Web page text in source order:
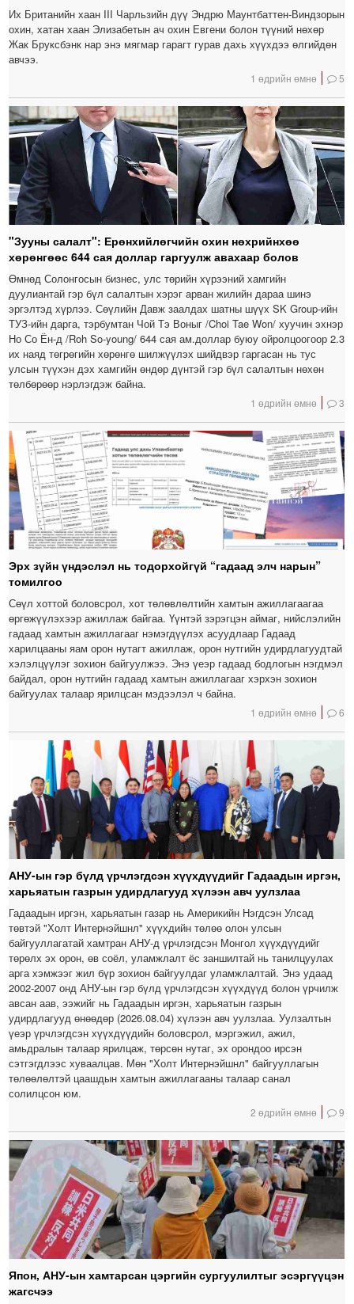
Их Британийн хаан III Чарльзийн дүү Эндрю Маунтбаттен-Виндзорын
охин, хатан хаан Элизабетын ач охин Евгени болон түүний нөхөр
Жак Бруксбэнк нар энэ мягмар гарагт гурав дахь хүүхдээ өлгийдөн
авчээ.
1 өдрийн өмнө 5
"Зууны салалт": Ерөнхийлөгчийн охин нөхрийнхөө
хөрөнгөөс 644 сая доллар гаргуулж авахаар болов
Өмнөд Солонгосын бизнес, улс төрийн хүрээний хамгийн
дуулиантай гэр бүл салалтын хэрэг арван жилийн дараа шинэ
эргэлтэд хүрлээ. Сөүлийн Давж заалдах шатны шүүх SK Group-ийн
ТУЗ-ийн дарга, тэрбумтан Чой Тэ Воныг /Choi Tae Won/ хуучин эхнэр
Но Со Ён-д /Roh So-young/ 644 сая ам.доллар буюу ойролцоогоор 2.3
их наяд төгрөгийн хөрөнгө шилжүүлэх шийдвэр гаргасан нь тус
улсын түүхэн дэх хамгийн өндөр дүнтэй гэр бүл салалтын нөхөн
төлбөрөөр нэрлэгдэж байна.
1 өдрийн өмнө 3
Эрх зүйн үндэслэл нь тодорхойгүй “гадаад элч нарын”
томилгоо
Сөүл хоттой боловсрол, хот төлөвлөлтийн хамтын ажиллагаагаа
өргөжүүлэхээр ажиллаж байгаа. Үүнтэй зэрэгцэн аймаг, нийслэлийн
гадаад хамтын ажиллагааг нэмэгдүүлэх асуудлаар Гадаад
харилцааны яам орон нутагт ажиллаж, орон нутгийн удирдлагуудтай
хэлэлцүүлэг зохион байгуулжээ. Энэ үеэр гадаад бодлогын нэгдмэл
байдал, орон нутгийн гадаад хамтын ажиллагааг хэрхэн зохион
байгуулах талаар ярилцсан мэдээлэл ч байна.
1 өдрийн өмнө 6
АНУ-ын гэр бүлд үрчлэгдсэн хүүхдүүдийг Гадаадын иргэн,
харьяатын газрын удирдлагууд хүлээн авч уулзлаа
Гадаадын иргэн, харьяатын газар нь Америкийн Нэгдсэн Улсад
төвтэй "Холт Интернэйшнл" хүүхдийн төлөө олон улсын
байгууллагатай хамтран АНУ-д үрчлэгдсэн Монгол хүүхдүүдийг
төрөлх эх орон, өв соёл, уламжлалт ёс заншилтай нь танилцуулах
арга хэмжээг жил бүр зохион байгуулдаг уламжлалтай. Энэ удаад
2002-2007 онд АНУ-ын гэр бүлд үрчлэгдсэн хүүхдүүд болон үрчилж
авсан аав, ээжийг нь Гадаадын иргэн, харьяатын газрын
удирдлагууд өнөөдөр (2026.08.04) хүлээн авч уулзлаа. Уулзалтын
үеэр үрчлэгдсэн хүүхдүүдийн боловсрол, мэргэжил, ажил,
амьдралын талаар ярилцаж, төрсөн нутаг, эх орондоо ирсэн
сэтгэгдлээс хуваалцав. Мөн "Холт Интернэйшнл" байгууллагын
төлөөлөлтэй цаашдын хамтын ажиллагааны талаар санал
солилцсон юм.
2 өдрийн өмнө 9
Япон, АНУ-ын хамтарсан цэргийн сургуулилтыг эсэргүүцэн
жагсчээ